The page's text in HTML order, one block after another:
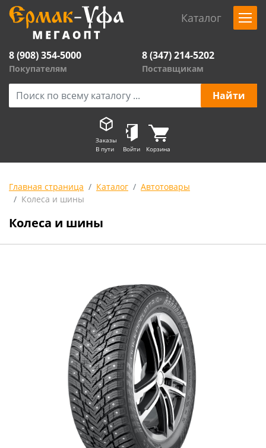
Каталог
8 (908) 354-5000
Покупателям
8 (347) 214-5202
Поставщикам
Заказы
В пути
Войти Корзина
Главная страница Каталог
Автотовары
Колеса и шины
Колеса и шины